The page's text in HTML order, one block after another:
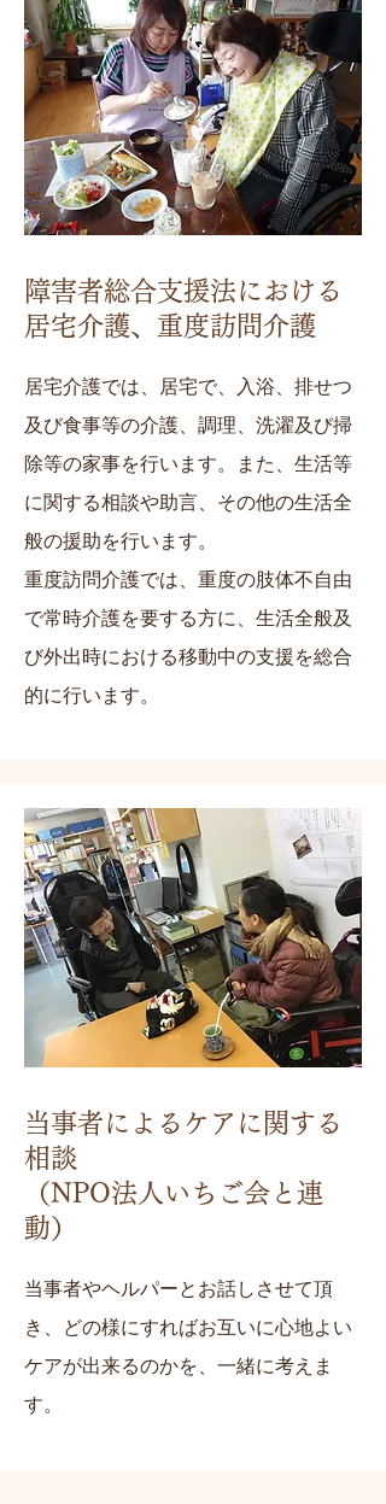
障害者総合支援法における
居宅介護、重度訪問介護
居宅介護では、居宅で、入浴、排せつ
及び食事等の介護、調理、洗濯及び掃
除等の家事を行います。また、生活等
に関する相談や助言、その他の生活全
般の援助を行います。
重度訪問介護では、重度の肢体不自由
で常時介護を要する方に、生活全般及
び外出時における移動中の支援を総合
的に行います。
当事者によるケアに関する
相談
（NPO法人いちご会と連
動）
当事者やヘルパーとお話しさせて頂
き、どの様にすればお互いに心地よい
ケアが出来るのかを、一緒に考えま
す。